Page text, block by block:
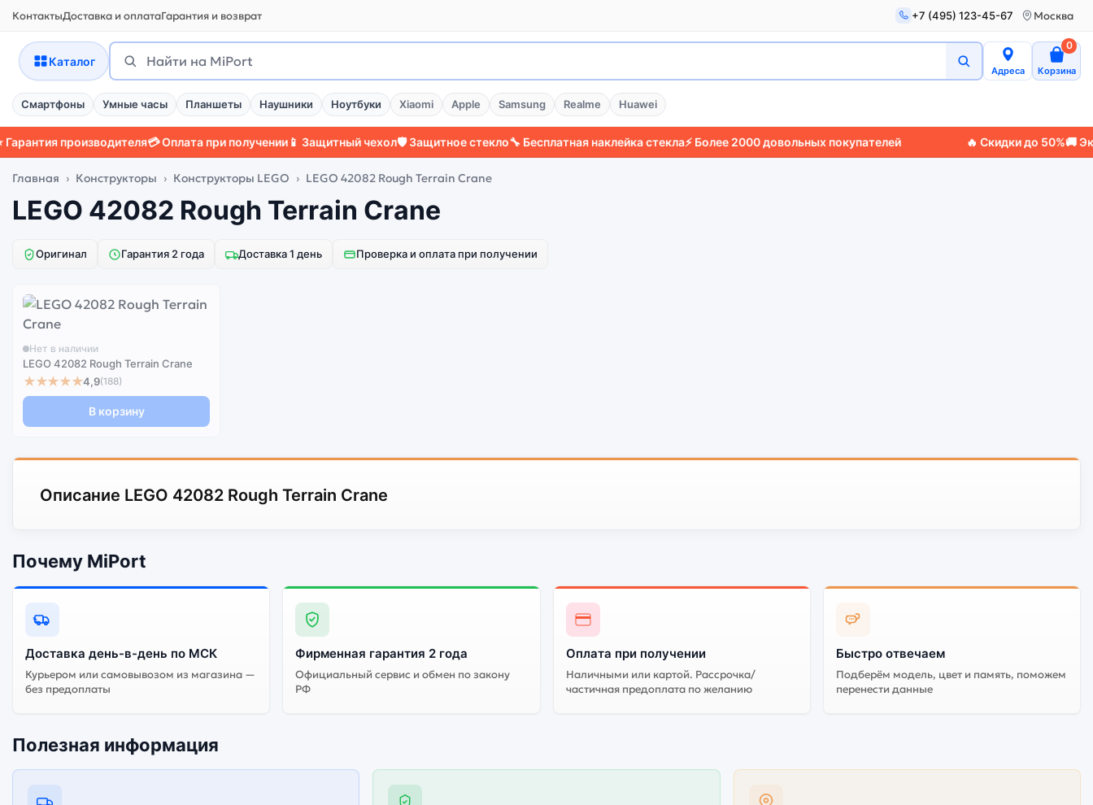
КонтактыДоставка и оплатаГарантия и возврат +7 (495) 123-45-67 Москва
Каталог
Поиск
Найти
Адреса Корзина
0
Смартфоны Умные часы Планшеты Наушники Ноутбуки Xiaomi Apple Samsung Realme Huawei
производителя💳 Оплата при получении📱 Защитный чехол🛡️ Защитное стекло🔧 Бесплатная наклейка стекла⚡ Более 2000 довольных покупателей 🔥 Скидки до 50% 🚚
Главная Конструкторы Конструкторы LEGO LEGO 42082 Rough Terrain Crane
LEGO 42082 Rough Terrain Crane
Оригинал Гарантия 2 года Доставка 1 день Проверка и оплата при получении
Нет в наличии
LEGO 42082 Rough Terrain Crane
★★★★★4,9(188)
В корзину
Описание LEGO 42082 Rough Terrain Crane
Почему MiPort
Доставка день-в-день по МСК
Курьером или самовывозом из магазина —
без предоплаты
Фирменная гарантия 2 года
Официальный сервис и обмен по закону
РФ
Оплата при получении
Наличными или картой. Рассрочка/
частичная предоплата по желанию
Быстро отвечаем
Подберём модель, цвет и память, поможем
перенести данные
Полезная информация